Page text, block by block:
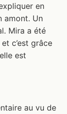
en
amont. Un
Mira a été
c’est grâce
est
au vu de